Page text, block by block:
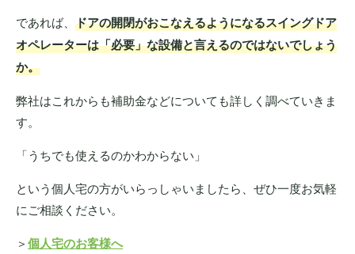
であれば、 ドアの開閉がおこなえるようになるスイングドア
オペレーターは「必要」な設備と言えるのではないでしょう
か。
弊社はこれからも補助金などについても詳しく調べていきま
す。
「うちでも使えるのかわからない」
という個人宅の方がいらっしゃいましたら、ぜひ一度お気軽
にご相談ください。
＞個人宅のお客様へ